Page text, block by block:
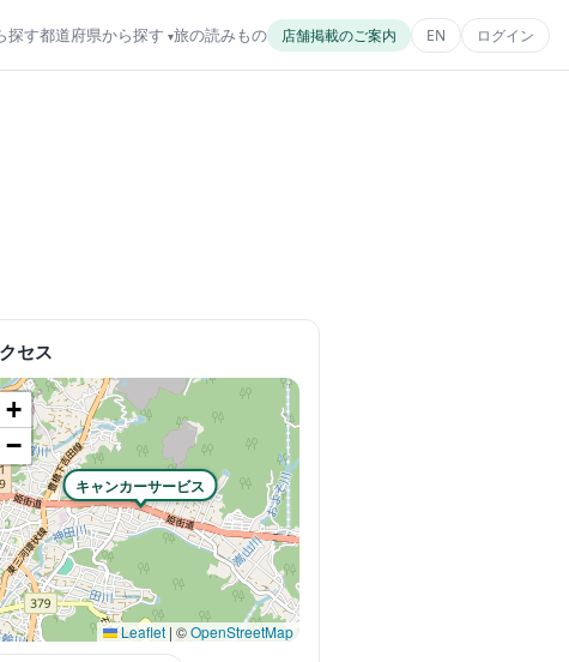
探す都道府県から探す 旅の読みもの 店舗掲載のご案内 EN ログイン
セス
キャンカーサービス
+
−
Leaflet | ©OpenStreetMap